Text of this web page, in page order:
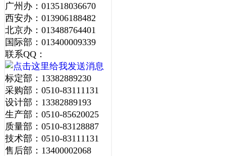
广州办：013518036670
西安办：013906188482
北京办：013488764401
国际部：013400009339
联系QQ：
标定部：13382889230
采购部：0510-83111131
设计部：13382889193
生产部：0510-85620025
质量部：0510-83128887
技术部：0510-83111131
售后部：13400002068